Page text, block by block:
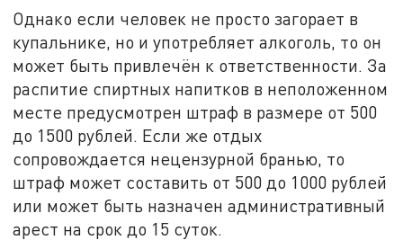
Однако если человек не просто загорает в
купальнике, но и употребляет алкоголь, то он
может быть привлечён к ответственности. За
распитие спиртных напитков в неположенном
месте предусмотрен штраф в размере от 500
до 1500 рублей. Если же отдых
сопровождается нецензурной бранью, то
штраф может составить от 500 до 1000 рублей
или может быть назначен административный
арест на срок до 15 суток.